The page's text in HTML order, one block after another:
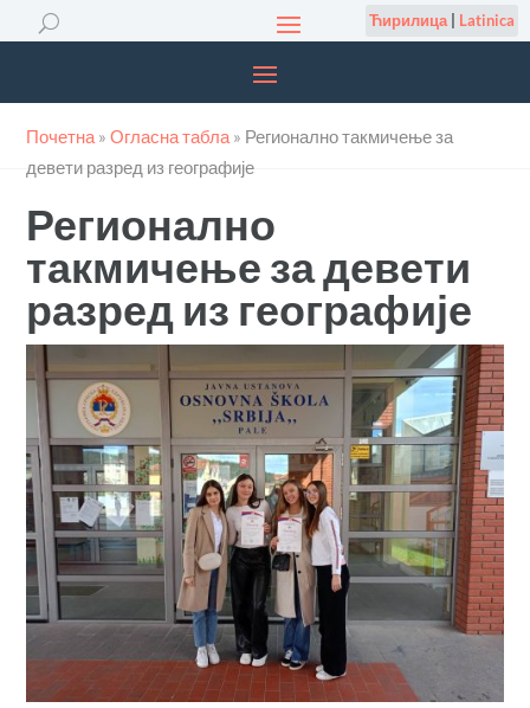
Ћирилица| Latinica
Почетна »Огласна табла » Регионално такмичење за
девети разред из географије
Регионално
такмичење за девети
разред из географије